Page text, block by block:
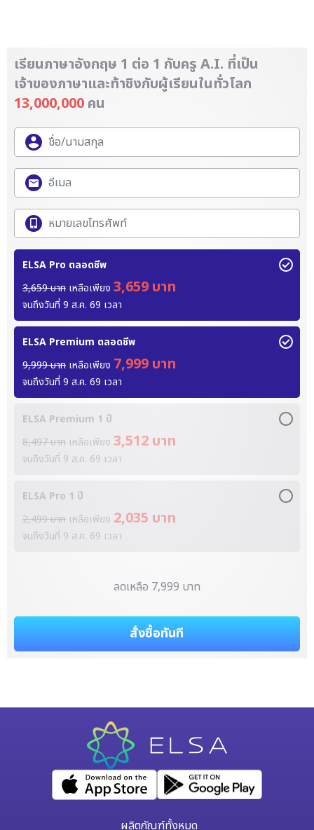
เรียนภาษาอังกฤษ 1 ต่อ 1 กับครู A.I. ที่เป็น
เจ้าของภาษาและท้าชิงกับผู้เรียนในทั่วโลก
13,000,000 คน
ELSA Pro ตลอดชีพ
3,659 บาท เหลือเพียง 3,659 บาท
จนถึงวันที่ 9 ส.ค. 69 เวลา
ELSA Premium ตลอดชีพ
9,999 บาท เหลือเพียง 7,999 บาท
จนถึงวันที่ 9 ส.ค. 69 เวลา
ELSA Premium 1 ปี
8,497 บาท เหลือเพียง 3,512 บาท
จนถึงวันที่ 9 ส.ค. 69 เวลา
ELSA Pro 1 ปี
2,499 บาท เหลือเพียง 2,035 บาท
จนถึงวันที่ 9 ส.ค. 69 เวลา
ลดเหลือ 7,999 บาท
สั่งซื้อทันที
ผลิตภัณฑ์ทั้งหมด